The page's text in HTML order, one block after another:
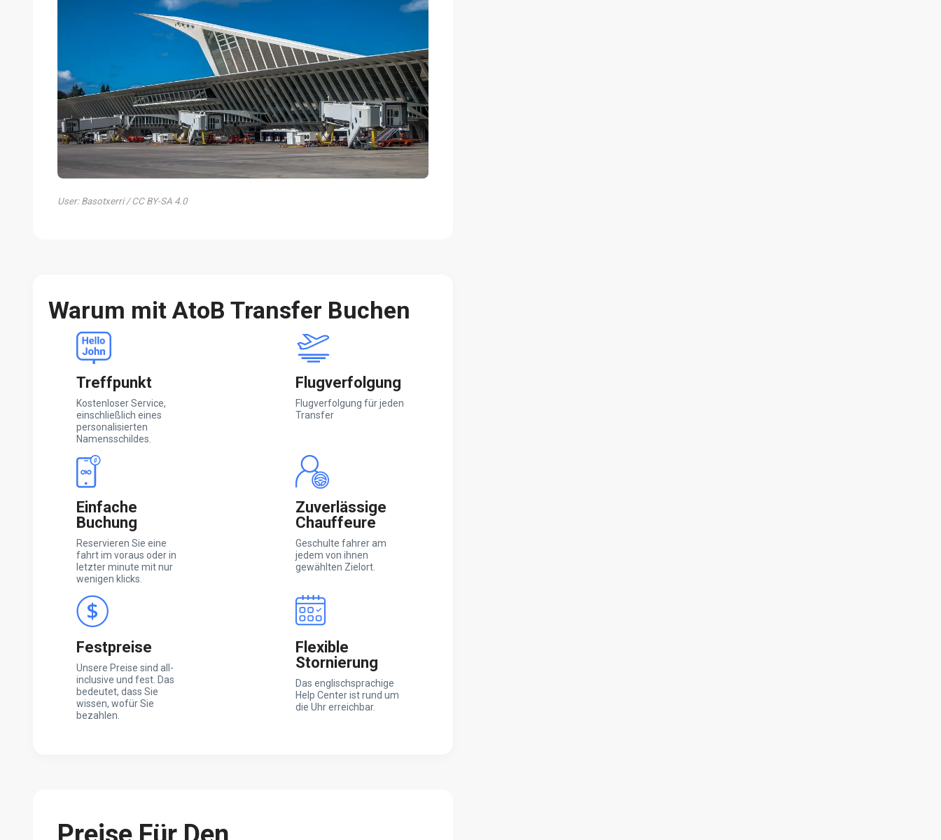
User: Basotxerri / CC BY-SA 4.0
Warum mit AtoB Transfer Buchen
Treffpunkt
Kostenloser Service,
einschließlich eines
personalisierten
Namensschildes.
Flugverfolgung
Flugverfolgung für jeden
Transfer
Einfache
Buchung
Reservieren Sie eine
fahrt im voraus oder in
letzter minute mit nur
wenigen klicks.
Zuverlässige
Chauffeure
Geschulte fahrer am
jedem von ihnen
gewählten Zielort.
Festpreise
Unsere Preise sind all-
inclusive und fest. Das
bedeutet, dass Sie
wissen, wofür Sie
bezahlen.
Flexible
Stornierung
Das englischsprachige
Help Center ist rund um
die Uhr erreichbar.